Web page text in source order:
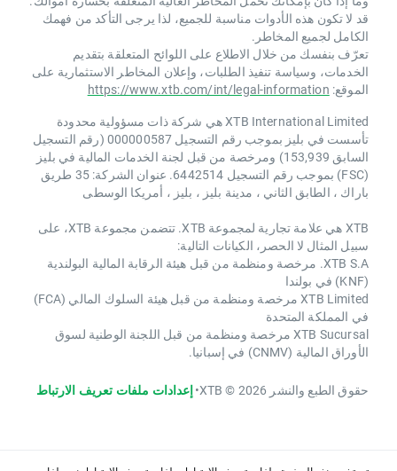
قد لا تكون هذه الأدوات مناسبة للجميع، لذا يرجى التأكد من فهمك
الكامل لجميع المخاطر.
تعرّف بنفسك من خلال الاطلاع على اللوائح المتعلقة بتقديم
الخدمات، وسياسة تنفيذ الطلبات، وإعلان المخاطر الاستثمارية على
الموقع: https://www.xtb.com/int/legal-information
XTB International Limited هي شركة ذات مسؤولية محدودة
تأسست في بليز بموجب رقم التسجيل 000000587 (رقم التسجيل
السابق 153,939) ومرخصة من قبل لجنة الخدمات المالية في بليز
(FSC) بموجب رقم التسجيل 6442514. عنوان الشركة: 35 طريق
باراك ، الطابق الثاني ، مدينة بليز ، بليز ، أمريكا الوسطى
XTB هي علامة تجارية لمجموعة XTB. تتضمن مجموعة XTB، على
سبيل المثال لا الحصر، الكيانات التالية:
XTB S.A. مرخصة ومنظمة من قبل هيئة الرقابة المالية البولندية
(KNF) في بولندا
XTB Limited مرخصة ومنظمة من قبل هيئة السلوك المالي (FCA)
في المملكة المتحدة
XTB Sucursal مرخصة ومنظمة من قبل اللجنة الوطنية لسوق
الأوراق المالية (CNMV) في إسبانيا.
حقوق الطبع والنشر 2026 © XTB •إعدادات ملفات تعريف الارتباط